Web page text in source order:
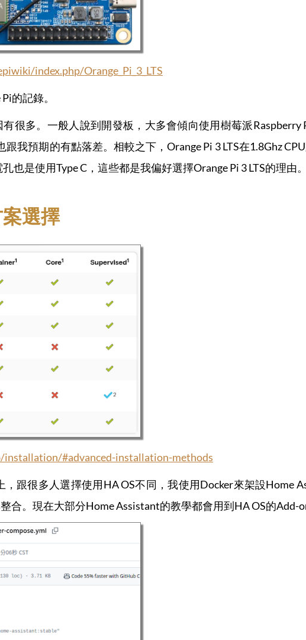
index.php/Orange_Pi_3_LTS
的記錄。
有很多。一般人說到開發板，大多會傾向使用樹莓派
我預期的有點落差。相較之下，Orange Pi 3 LTS在1.8Ghz
是使用Type C，這些都是我偏好選擇Orange Pi 3 LTS的理由。
選擇
#advanced-installation-methods
跟很多人選擇使用HA OS不同，我使用Docker來架設Home
合。現在大部分Home Assistant的教學都會用到HA OS的Add-